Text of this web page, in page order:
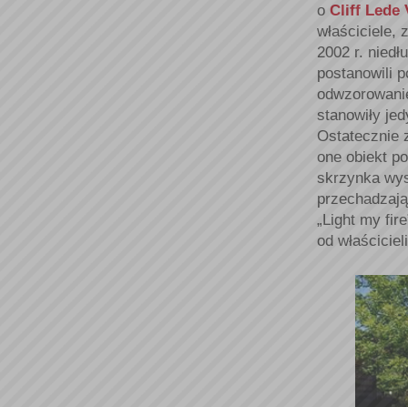
o Cliff Lede
właściciele,
2002 r.
postanowili
stanowiły
Ostatecznie
one obiekt
skrzynka
„Light my
od